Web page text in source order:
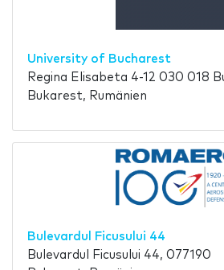
University of Bucharest
Regina Elisabeta 4-12 030 018
Bukarest, Rumänien
Bulevardul Ficusului 44
Bulevardul Ficusului 44, 077190